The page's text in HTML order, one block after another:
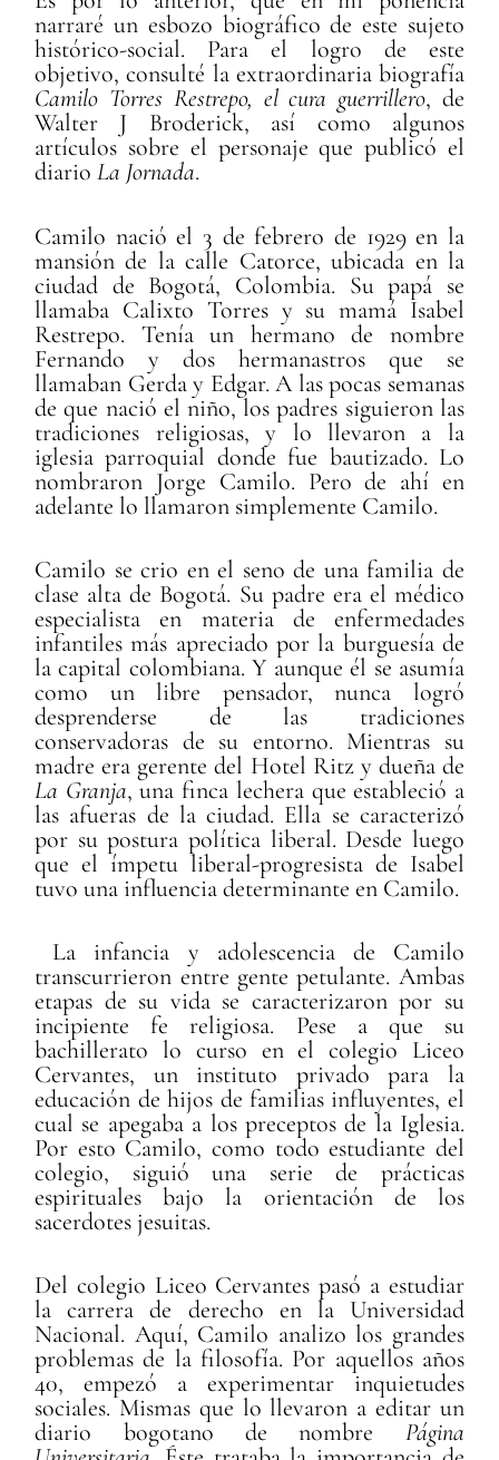
narraré un esbozo biográfico de este sujeto
histórico-social. Para el logro de este
objetivo, consulté la extraordinaria biografía
Camilo Torres Restrepo, el cura guerrillero, de
Walter J Broderick, así como algunos
artículos sobre el personaje que publicó el
diarioLa Jornada.
Camilo nació el 3 de febrero de 1929 en la
mansión de la calle Catorce, ubicada en la
ciudad de Bogotá, Colombia. Su papá se
llamaba Calixto Torres y su mamá Isabel
Restrepo. Tenía un hermano de nombre
Fernando y dos hermanastros que se
llamaban Gerda y Edgar. A las pocas semanas
de que nació el niño, los padres siguieron las
tradiciones religiosas, y lo llevaron a la
iglesia parroquial donde fue bautizado. Lo
nombraron Jorge Camilo. Pero de ahí en
adelante lo llamaron simplemente Camilo.
Camilo se crio en el seno de una familia de
clase alta de Bogotá. Su padre era el médico
especialista en materia de enfermedades
infantiles más apreciado por la burguesía de
la capital colombiana. Y aunque él se asumía
como un libre pensador, nunca logró
desprenderse de las tradiciones
conservadoras de su entorno. Mientras su
madre era gerente del Hotel Ritz y dueña de
La Granja, una finca lechera que estableció a
las afueras de la ciudad. Ella se caracterizó
por su postura política liberal. Desde luego
que el ímpetu liberal-progresista de Isabel
tuvo una influencia determinante en Camilo.
La infancia y adolescencia de Camilo
transcurrieron entre gente petulante. Ambas
etapas de su vida se caracterizaron por su
incipiente fe religiosa. Pese a que su
bachillerato lo curso en el colegio Liceo
Cervantes, un instituto privado para la
educación de hijos de familias influyentes, el
cual se apegaba a los preceptos de la Iglesia.
Por esto Camilo, como todo estudiante del
colegio, siguió una serie de prácticas
espirituales bajo la orientación de los
sacerdotes jesuitas.
Del colegio Liceo Cervantes pasó a estudiar
la carrera de derecho en la Universidad
Nacional. Aquí, Camilo analizo los grandes
problemas de la filosofía. Por aquellos años
40, empezó a experimentar inquietudes
sociales. Mismas que lo llevaron a editar un
diario bogotano de nombre Página